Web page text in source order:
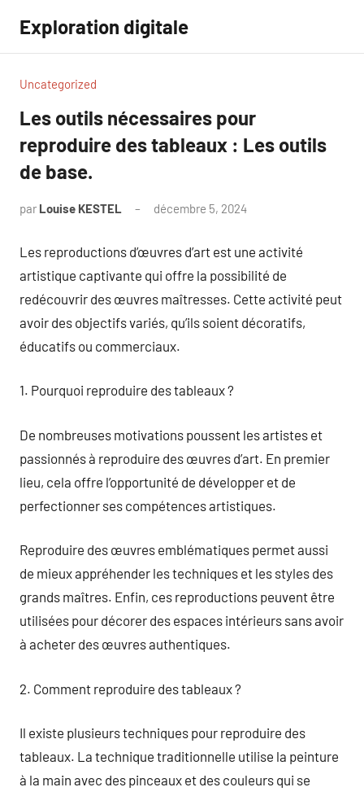
contenu
Exploration digitale
Uncategorized
Les outils nécessaires pour
reproduire des tableaux : Les outils
de base.
par Louise KESTEL décembre 5, 2024
Les reproductions d’œuvres d’art est une activité
artistique captivante qui offre la possibilité de
redécouvrir des œuvres maîtresses. Cette activité peut
avoir des objectifs variés, qu’ils soient décoratifs,
éducatifs ou commerciaux.
1. Pourquoi reproduire des tableaux ?
De nombreuses motivations poussent les artistes et
passionnés à reproduire des œuvres d’art. En premier
lieu, cela offre l’opportunité de développer et de
perfectionner ses compétences artistiques.
Reproduire des œuvres emblématiques permet aussi
de mieux appréhender les techniques et les styles des
grands maîtres. Enfin, ces reproductions peuvent être
utilisées pour décorer des espaces intérieurs sans avoir
à acheter des œuvres authentiques.
2. Comment reproduire des tableaux ?
Il existe plusieurs techniques pour reproduire des
tableaux. La technique traditionnelle utilise la peinture
à la main avec des pinceaux et des couleurs qui se